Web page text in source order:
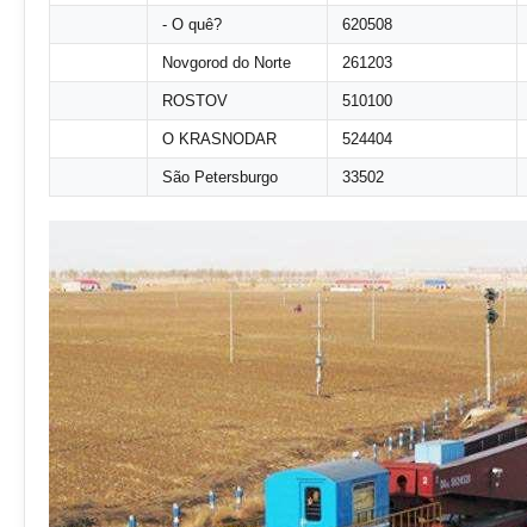
- O quê? 620508
Novgorod do Norte 261203
ROSTOV 510100
O KRASNODAR 524404
São Petersburgo 33502